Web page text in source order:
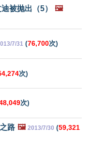
被抛出（5） 🖼️
7/31 (76,700次)
次)
次)
路 🖼️ 2013/7/30 (59,321